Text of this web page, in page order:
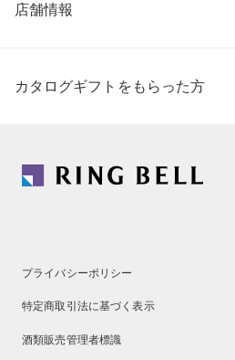
店舗情報
カタログギフトをもらった方
プライバシーポリシー
特定商取引法に基づく表示
酒類販売管理者標識